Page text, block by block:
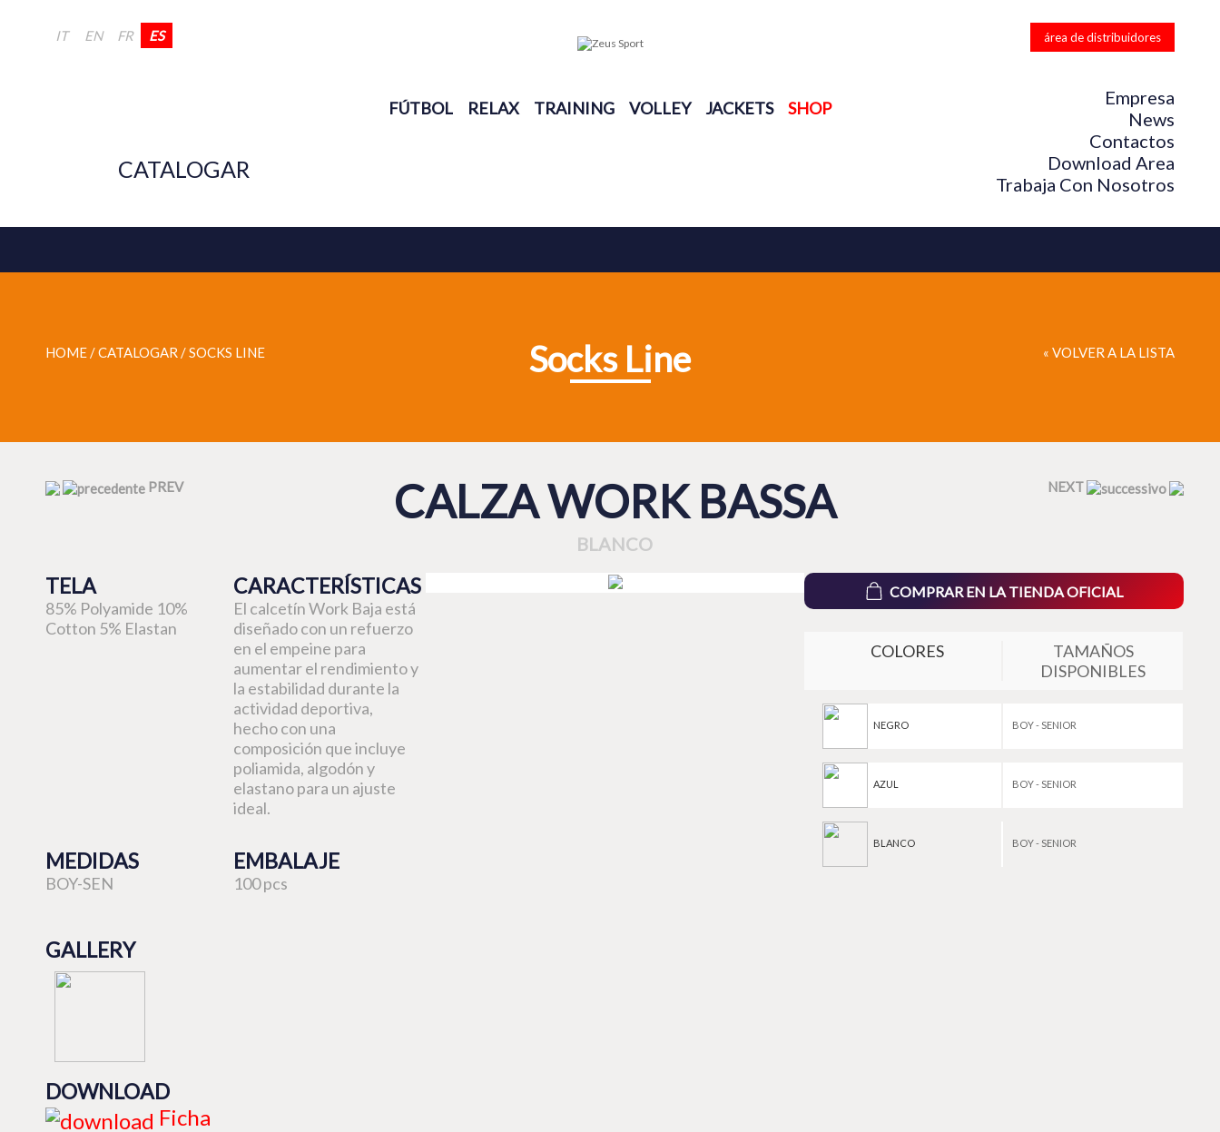
FÚTBOL RELAX TRAINING VOLLEY JACKETS SHOP
IT EN FR ES área de distribuidores
CATALOGAR
Empresa
News
Contactos
Download Area
Trabaja Con Nosotros
HOME / CATALOGAR /SOCKS LINE Socks Line « VOLVER A LA LISTA
PREV CALZA WORK BASSA
BLANCO
NEXT
TELA
85% Polyamide 10%
Cotton 5% Elastan
CARACTERÍSTICAS
El calcetín Work Baja está
diseñado con un refuerzo
en el empeine para
aumentar el rendimiento y
la estabilidad durante la
actividad deportiva,
hecho con una
composición que incluye
poliamida, algodón y
elastano para un ajuste
ideal.
MEDIDAS
BOY-SEN
EMBALAJE
100 pcs
GALLERY
DOWNLOAD
Ficha
COMPRAR EN LA TIENDA OFICIAL
COLORES
TAMAÑOS
DISPONIBLES
NEGRO BOY - SENIOR
AZUL BOY - SENIOR
BLANCO BOY - SENIOR